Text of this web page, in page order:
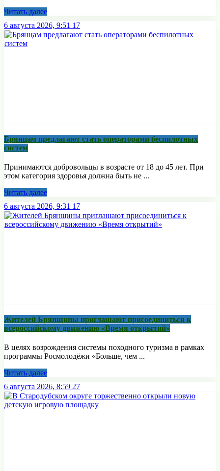
Читать далее
6 августа 2026, 9:51 17
Брянцам предлагают стать оперaторами бeспилотных
систeм
Принимаются добровольцы в возрасте от 18 до 45 лет. При
этом категория здоровья должна быть не ...
Читать далее
6 августа 2026, 9:31 17
Жителей Брянщины приглашают присоединиться к
всероссийскому движению «Время открытий»
В целях возрождения системы походного туризма в рамках
программы Росмолодёжи «Больше, чем ...
Читать далее
6 августа 2026, 8:59 27